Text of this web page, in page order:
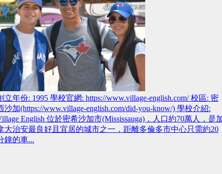
立年份: 1995 學校官網: https://www.village-english.com/ 校區: 密
沙加(https://www.village-english.com/did-you-know/) 學校介紹:
English 位於密希沙加市(Mississauga)，人口約70萬人，是
大治安最良好且宜居的城市之一，距離多倫多市中心只需約20
鐘的車...